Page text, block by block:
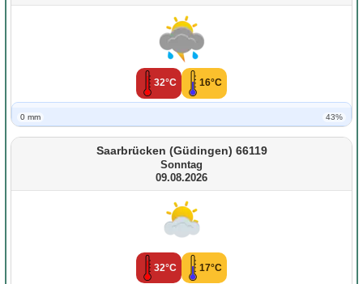
32°C 16°C
0 mm 43%
Saarbrücken (Güdingen) 66119
Sonntag
09.08.2026
32°C 17°C